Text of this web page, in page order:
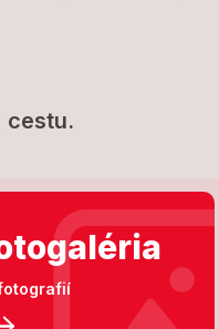
cestu.
už